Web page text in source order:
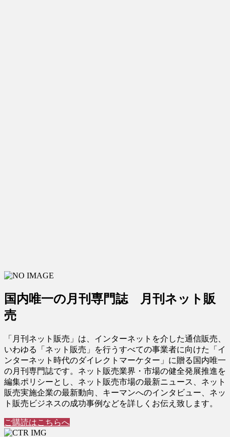
国内唯一の月刊専門誌 月刊ネット販
売
「月刊ネット販売」は、インターネットを介した通信販売、
いわゆる「ネット販売」を行うすべての事業者に向けた「イ
ンターネット時代のダイレクトマーケター」に贈る国内唯一
の月刊専門誌です。ネット販売業界・市場の健全発展推進を
編集ポリシーとし、ネット販売市場の最新ニュース、ネット
販売実施企業の最新動向、キーマンへのインタビュー、ネッ
ト販売ビジネスの成功事例などを詳しくお伝え致します。
ご購読はこちらへ